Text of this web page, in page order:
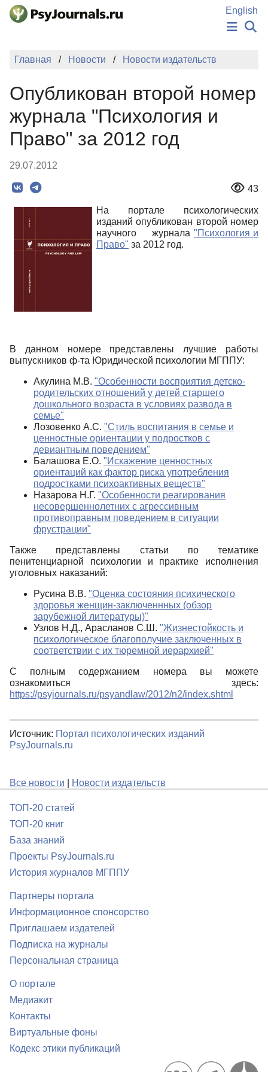
Перейти к основному содержанию
English
НОВОСТИ
ПОДАТЬ РУКОПИСЬ
БАЗА ЗНАНИЙ
КЛЮЧЕВЫЕ СЛОВА
Регистрация
Главная Новости Новости издательств
Опубликован второй номер
журнала "Психология и
Право" за 2012 год
29.07.2012
43
На портале психологических
изданий опубликован второй номер
научного журнала "Психология и
Право" за 2012 год.
В данном номере представлены лучшие работы
выпускников ф-та Юридической психологии МГППУ:
Акулина М.В. "Особенности восприятия детско-
родительских отношений у детей старшего
дошкольного возраста в условиях развода в
семье"
Лозовенко А.С. "Стиль воспитания в семье и
ценностные ориентации у подростков с
девиантным поведением"
Балашова Е.О. "Искажение ценностных
ориентаций как фактор риска употребления
подростками психоактивных веществ"
Назарова Н.Г. "Особенности реагирования
несовершеннолетних с агрессивным
противоправным поведением в ситуации
фрустрации"
Также представлены статьи по тематике
пенитенциарной психологии и практике исполнения
уголовных наказаний:
Русина В.В. "Оценка состояния психического
здоровья женщин-заключеннных (обзор
зарубежной литературы)"
Узлов Н.Д., Арасланов С.Ш. "Жизнестойкость и
психологическое благополучие заключенных в
соответствии с их тюремной иерархией"
С полным содержанием номера вы можете
ознакомиться здесь:
https://psyjournals.ru/psyandlaw/2012/n2/index.shtml
Источник: Портал психологических изданий
PsyJournals.ru
Все новости Новости издательств
ТОП-20 статей
ТОП-20 книг
База знаний
Проекты PsyJournals.ru
История журналов МГППУ
Партнеры портала
Информационное спонсорство
Приглашаем издателей
Подписка на журналы
Персональная страница
О портале
Медиакит
Контакты
Виртуальные фоны
Кодекс этики публикаций